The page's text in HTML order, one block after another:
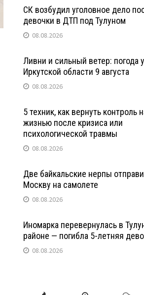
СК возбудил уголовное дело
девочки в ДТП под Тулуном
08.08.2026
Ливни и сильный ветер: погода
Иркутской области 9 августа
08.08.2026
5 техник, как вернуть контроль
жизнью после кризиса или
психологической травмы
08.08.2026
Две байкальские нерпы
Москву на самолете
08.08.2026
Иномарка перевернулась в
районе — погибла 5-летняя
08.08.2026